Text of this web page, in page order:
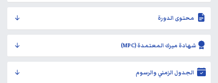
محتوى الدورة
شهادة ميرك المعتمدة (MPC)
الجدول الزمني والرسوم